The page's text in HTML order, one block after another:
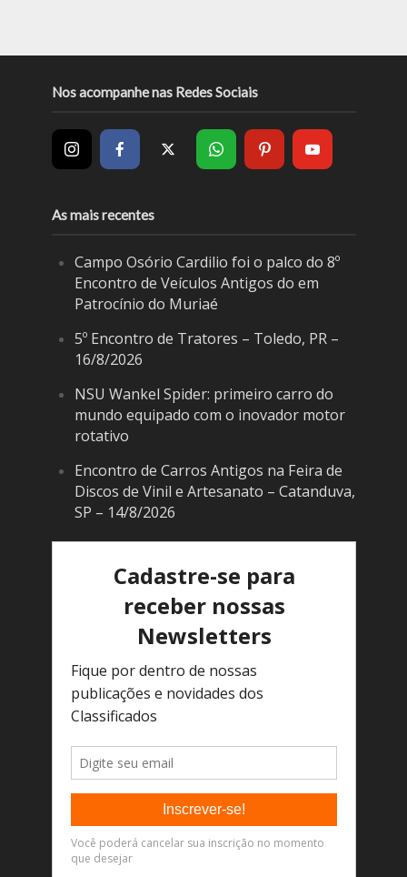
Nos acompanhe nas Redes Sociais
As mais recentes
Campo Osório Cardilio foi o palco do 8º
Encontro de Veículos Antigos do em
Patrocínio do Muriaé
5º Encontro de Tratores – Toledo, PR –
16/8/2026
NSU Wankel Spider: primeiro carro do
mundo equipado com o inovador motor
rotativo
Encontro de Carros Antigos na Feira de
Discos de Vinil e Artesanato – Catanduva,
SP – 14/8/2026